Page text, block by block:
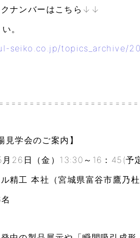
ナンバーはこちら↓↓
。
seiko.co.jp/topics_archive/
見学会のご案内】
日（金）13:30～16：45(予
工 本社（宮城県富谷市鷹乃